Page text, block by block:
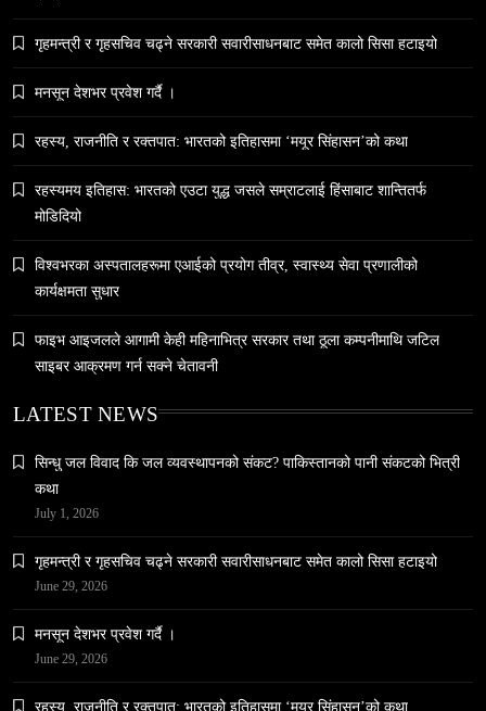
५० लाख’ शुल्कको वास्तविकता: अल्टर्नेटिभ B-स्कूलहरूले
नदेखाउने कठोर सत्य
May 6, 2024
नेपालमा युनिफिकेशन चर्चको सम्बन्ध उजागर
वन्यजन्तु वातावरण
नेपालको वन्यजन्तु पर्यटन प्रवर्द्धनमा महत्वपूर्ण योगदान
गृहमन्त्री र गृहसचिव चढ्ने सरकारी सवारीसाधनबाट समेत कालो सिसा हटाइयो
मनसून देशभर प्रवेश गर्दै ।
रहस्य, राजनीति र रक्तपात: भारतको इतिहासमा ‘मयूर सिंहासन’को कथा
रहस्यमय इतिहास: भारतको एउटा युद्ध जसले सम्राटलाई हिंसाबाट शान्तितर्फ
मोडिदियो
विश्वभरका अस्पतालहरूमा एआईको प्रयोग तीव्र, स्वास्थ्य सेवा प्रणालीको
कार्यक्षमता सुधार
फाइभ आइजलले आगामी केही महिनाभित्र सरकार तथा ठूला कम्पनीमाथि जटिल
साइबर आक्रमण गर्न सक्ने चेतावनी
LATEST NEWS
सिन्धु जल विवाद कि जल व्यवस्थापनको संकट? पाकिस्तानको पानी संकटको भित्री
कथा
July 1, 2026
गृहमन्त्री र गृहसचिव चढ्ने सरकारी सवारीसाधनबाट समेत कालो सिसा हटाइयो
June 29, 2026
मनसून देशभर प्रवेश गर्दै ।
June 29, 2026
रहस्य, राजनीति र रक्तपात: भारतको इतिहासमा ‘मयूर सिंहासन’को कथा